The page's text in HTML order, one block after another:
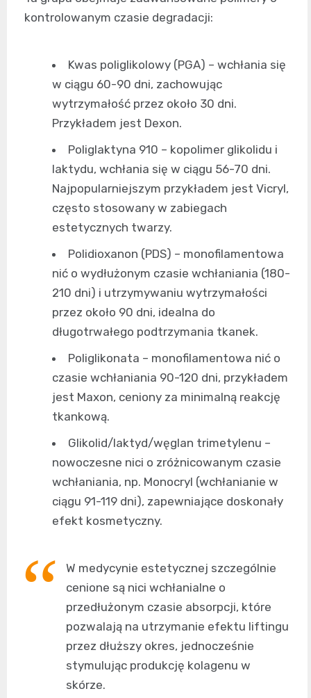
kontrolowanym czasie degradacji:
Kwas poliglikolowy (PGA) – wchłania się
w ciągu 60-90 dni, zachowując
wytrzymałość przez około 30 dni.
Przykładem jest Dexon.
Poliglaktyna 910 – kopolimer glikolidu i
laktydu, wchłania się w ciągu 56-70 dni.
Najpopularniejszym przykładem jest Vicryl,
często stosowany w zabiegach
estetycznych twarzy.
Polidioxanon (PDS) – monofilamentowa
nić o wydłużonym czasie wchłaniania (180-
210 dni) i utrzymywaniu wytrzymałości
przez około 90 dni, idealna do
długotrwałego podtrzymania tkanek.
Poliglikonata – monofilamentowa nić o
czasie wchłaniania 90-120 dni, przykładem
jest Maxon, ceniony za minimalną reakcję
tkankową.
Glikolid/laktyd/węglan trimetylenu –
nowoczesne nici o zróżnicowanym czasie
wchłaniania, np. Monocryl (wchłanianie w
ciągu 91-119 dni), zapewniające doskonały
efekt kosmetyczny.
W medycynie estetycznej szczególnie
cenione są nici wchłanialne o
przedłużonym czasie absorpcji, które
pozwalają na utrzymanie efektu liftingu
przez dłuższy okres, jednocześnie
stymulując produkcję kolagenu w
skórze.